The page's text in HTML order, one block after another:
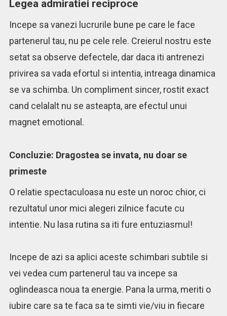
Legea admiratiei reciproce
Incepe sa vanezi lucrurile bune pe care le face
partenerul tau, nu pe cele rele. Creierul nostru este
setat sa observe defectele, dar daca iti antrenezi
privirea sa vada efortul si intentia, intreaga dinamica
se va schimba. Un compliment sincer, rostit exact
cand celalalt nu se asteapta, are efectul unui
magnet emotional.
Concluzie: Dragostea se invata, nu doar se
primeste
O relatie spectaculoasa nu este un noroc chior, ci
rezultatul unor mici alegeri zilnice facute cu
intentie. Nu lasa rutina sa iti fure entuziasmul!
Incepe de azi sa aplici aceste schimbari subtile si
vei vedea cum partenerul tau va incepe sa
oglindeasca noua ta energie. Pana la urma, meriti o
iubire care sa te faca sa te simti vie/viu in fiecare